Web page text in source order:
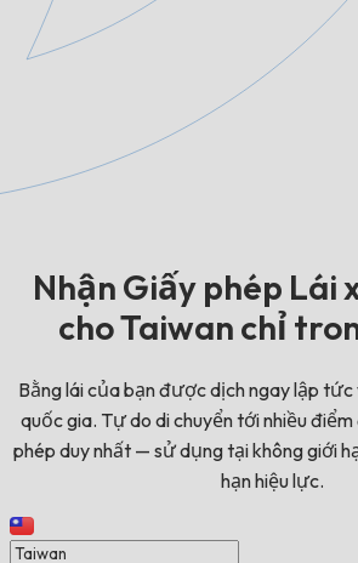
Nhận Giấy phép Lái
cho Taiwan chỉ
Bằng lái của bạn được dịch ngay lập tức
quốc gia. Tự do di chuyển tới nhiều
phép duy nhất — sử dụng tại không giới
hạn hiệu lực.